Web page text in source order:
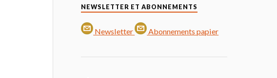
NEWSLETTER ET ABONNEMENTS
Newsletter Abonnements papier